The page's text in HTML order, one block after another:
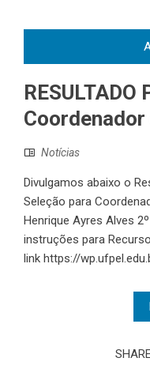
RESULTADO
Notícias
Divulgamos abaixo o
Seleção para
Henrique Ayres Alves
instruções para
link https://